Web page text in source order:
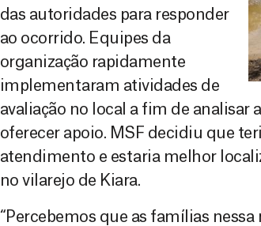
das autoridades para responder
ao ocorrido. Equipes da
organização rapidamente
implementaram atividades de
avaliação no local a fim de analisar
oferecer apoio. MSF decidiu que
atendimento e estaria melhor
no vilarejo de Kiara.
“Percebemos que as famílias